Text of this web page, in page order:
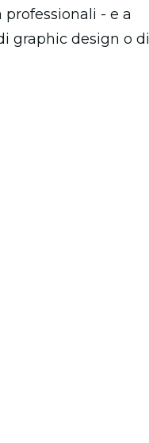
- e a
graphic design o di